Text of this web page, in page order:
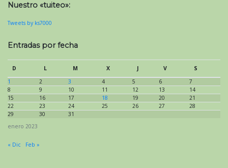
Nuestro «tuiteo»:
Tweets by ks7000
Entradas por fecha
enero 2023
D L M X J V
S
1
2 3 4 5 6
7
8
9 10 11 12 13
14
15
16 17 18 19 20
21
22
23 24 25 26 27
28
29
30 31
« Dic Feb »